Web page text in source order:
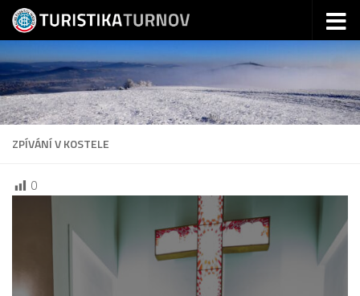
Skip to content
ZPÍVÁNÍ V KOSTELE
0